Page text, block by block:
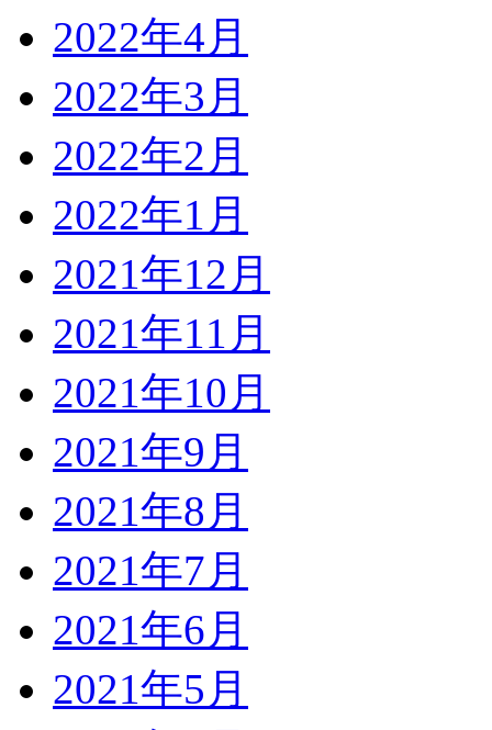
2022年4月
2022年3月
2022年2月
2022年1月
2021年12月
2021年11月
2021年10月
2021年9月
2021年8月
2021年7月
2021年6月
2021年5月